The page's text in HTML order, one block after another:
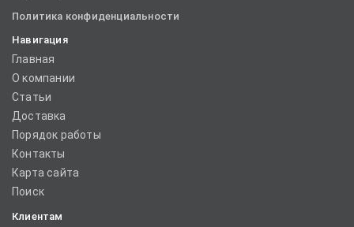
Политика конфиденциальности
Навигация
Главная
О компании
Статьи
Доставка
Порядок работы
Контакты
Карта сайта
Поиск
Клиентам